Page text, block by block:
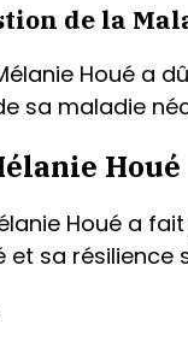
de la
Houé a
sa maladie
Houé
Houé a
sa